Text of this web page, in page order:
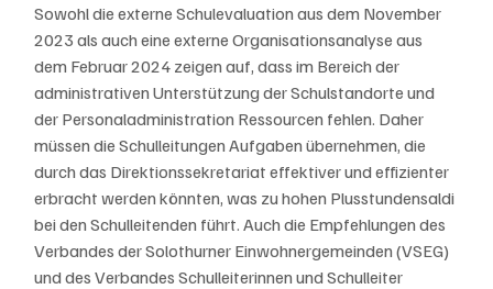
Sowohl die externe Schulevaluation aus dem November
2023 als auch eine externe Organisationsanalyse aus
dem Februar 2024 zeigen auf, dass im Bereich der
administrativen Unterstützung der Schulstandorte und
der Personaladministration Ressourcen fehlen. Daher
müssen die Schulleitungen Aufgaben übernehmen, die
durch das Direktionssekretariat effektiver und effizienter
erbracht werden könnten, was zu hohen Plusstundensaldi
bei den Schulleitenden führt. Auch die Empfehlungen des
Verbandes der Solothurner Einwohnergemeinden (VSEG)
und des Verbandes Schulleiterinnen und Schulleiter